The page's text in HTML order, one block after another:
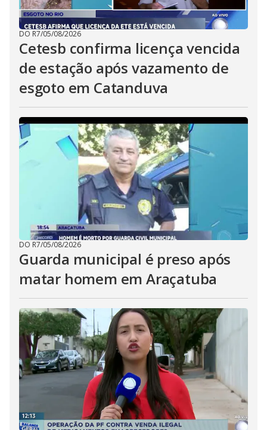
DO R7/05/08/2026
Cetesb confirma licença vencida
de estação após vazamento de
esgoto em Catanduva
DO R7/05/08/2026
Guarda municipal é preso após
matar homem em Araçatuba